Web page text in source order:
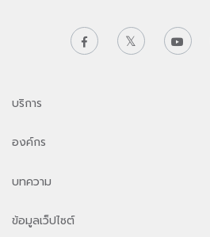
บริการ
องค์กร
บทความ
ข้อมูลเว็ปไซต์